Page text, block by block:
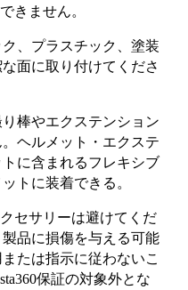
きません。
、プラスチック、塗装
面に取り付けてくださ
棒やエクステンション
ヘルメット・エクステ
に含まれるフレキシブ
トに装着できる。
セサリーは避けてくだ
品に損傷を与える可能
たは指示に従わないこ
保証の対象外とな